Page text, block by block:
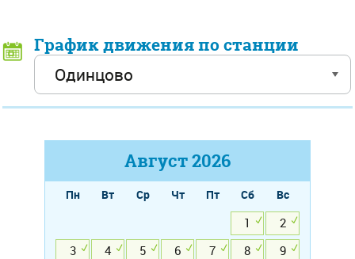
График движения по станции
Август2026
Пн Вт Ср Чт Пт Сб
Вс
1
2
3
4 5 6 7 8
9